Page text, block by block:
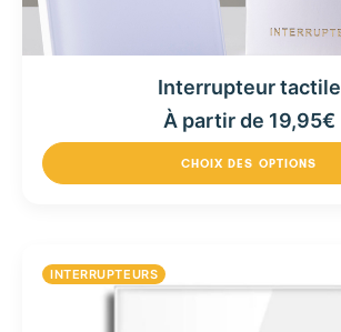
Interrupteur tactile
À partir de 19,95€
CHOIX DES OPTIONS
INTERRUPTEURS